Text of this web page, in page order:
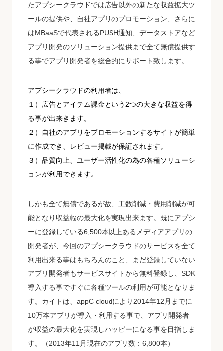
たアプシークラウドでは広告以外の新たな収益拡大ツ
ールの提供や、自社アプリのプロモーション、さらに
はMBaaSで代表されるPUSH通知、データストアなど
アプリ開発のソリューション提供まで全て無償提供す
る事でアプリ開発者を総合的にサポート致します。
アプシークラウドの利用者は、
１）広告とアイテム課金という2つの大きな収益を得
る事が出来きます。
２）自社のアプリをプロモーションするサイトが簡単
に作成でき、レビュー掲載が保証されます。
３）品質向上、ユーザー活性化の為の各種ソリューシ
ョンが利用できます。
しかも全て無償であるが故、工数削減・費用削減が可
能となり収益幅の最大化を実現出来ます。既にアプシ
ーに登録している6,500本以上あるメディアアプリの
開発者が、今回のアプシークラウドのサービスを全て
利用出来る事はもちろんのこと、まだ登録していない
アプリ開発者もサービスサイトから無料登録し、SDK
導入する事ですぐに各種ツールの利用が可能となりま
す。カイトは、appC cloudにより2014年12月までに
10万本アプリが導入・利用する事で、アプリ開発者
が収益の最大化を実現しハッピーになる事を目指しま
す。（2013年11月現在のアプリ数：6,800本）